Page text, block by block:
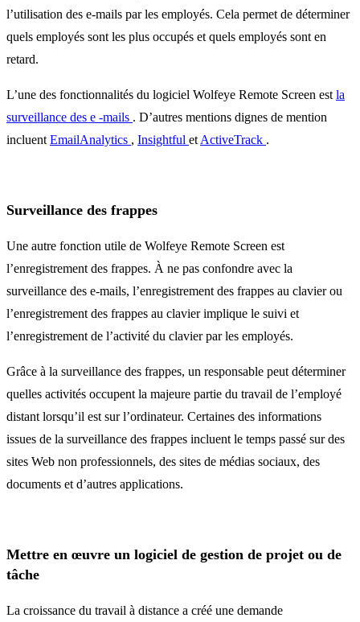
l’utilisation des e-mails par les employés. Cela permet de déterminer
quels employés sont les plus occupés et quels employés sont en
retard.
L’une des fonctionnalités du logiciel Wolfeye Remote Screen est la
surveillance des e -mails . D’autres mentions dignes de mention
incluent EmailAnalytics , Insightful et ActiveTrack .
Surveillance des frappes
Une autre fonction utile de Wolfeye Remote Screen est
l’enregistrement des frappes. À ne pas confondre avec la
surveillance des e-mails, l’enregistrement des frappes au clavier ou
l’enregistrement des frappes au clavier implique le suivi et
l’enregistrement de l’activité du clavier par les employés.
Grâce à la surveillance des frappes, un responsable peut déterminer
quelles activités occupent la majeure partie du travail de l’employé
distant lorsqu’il est sur l’ordinateur. Certaines des informations
issues de la surveillance des frappes incluent le temps passé sur des
sites Web non professionnels, des sites de médias sociaux, des
documents et d’autres applications.
Mettre en œuvre un logiciel de gestion de projet ou de
tâche
La croissance du travail à distance a créé une demande